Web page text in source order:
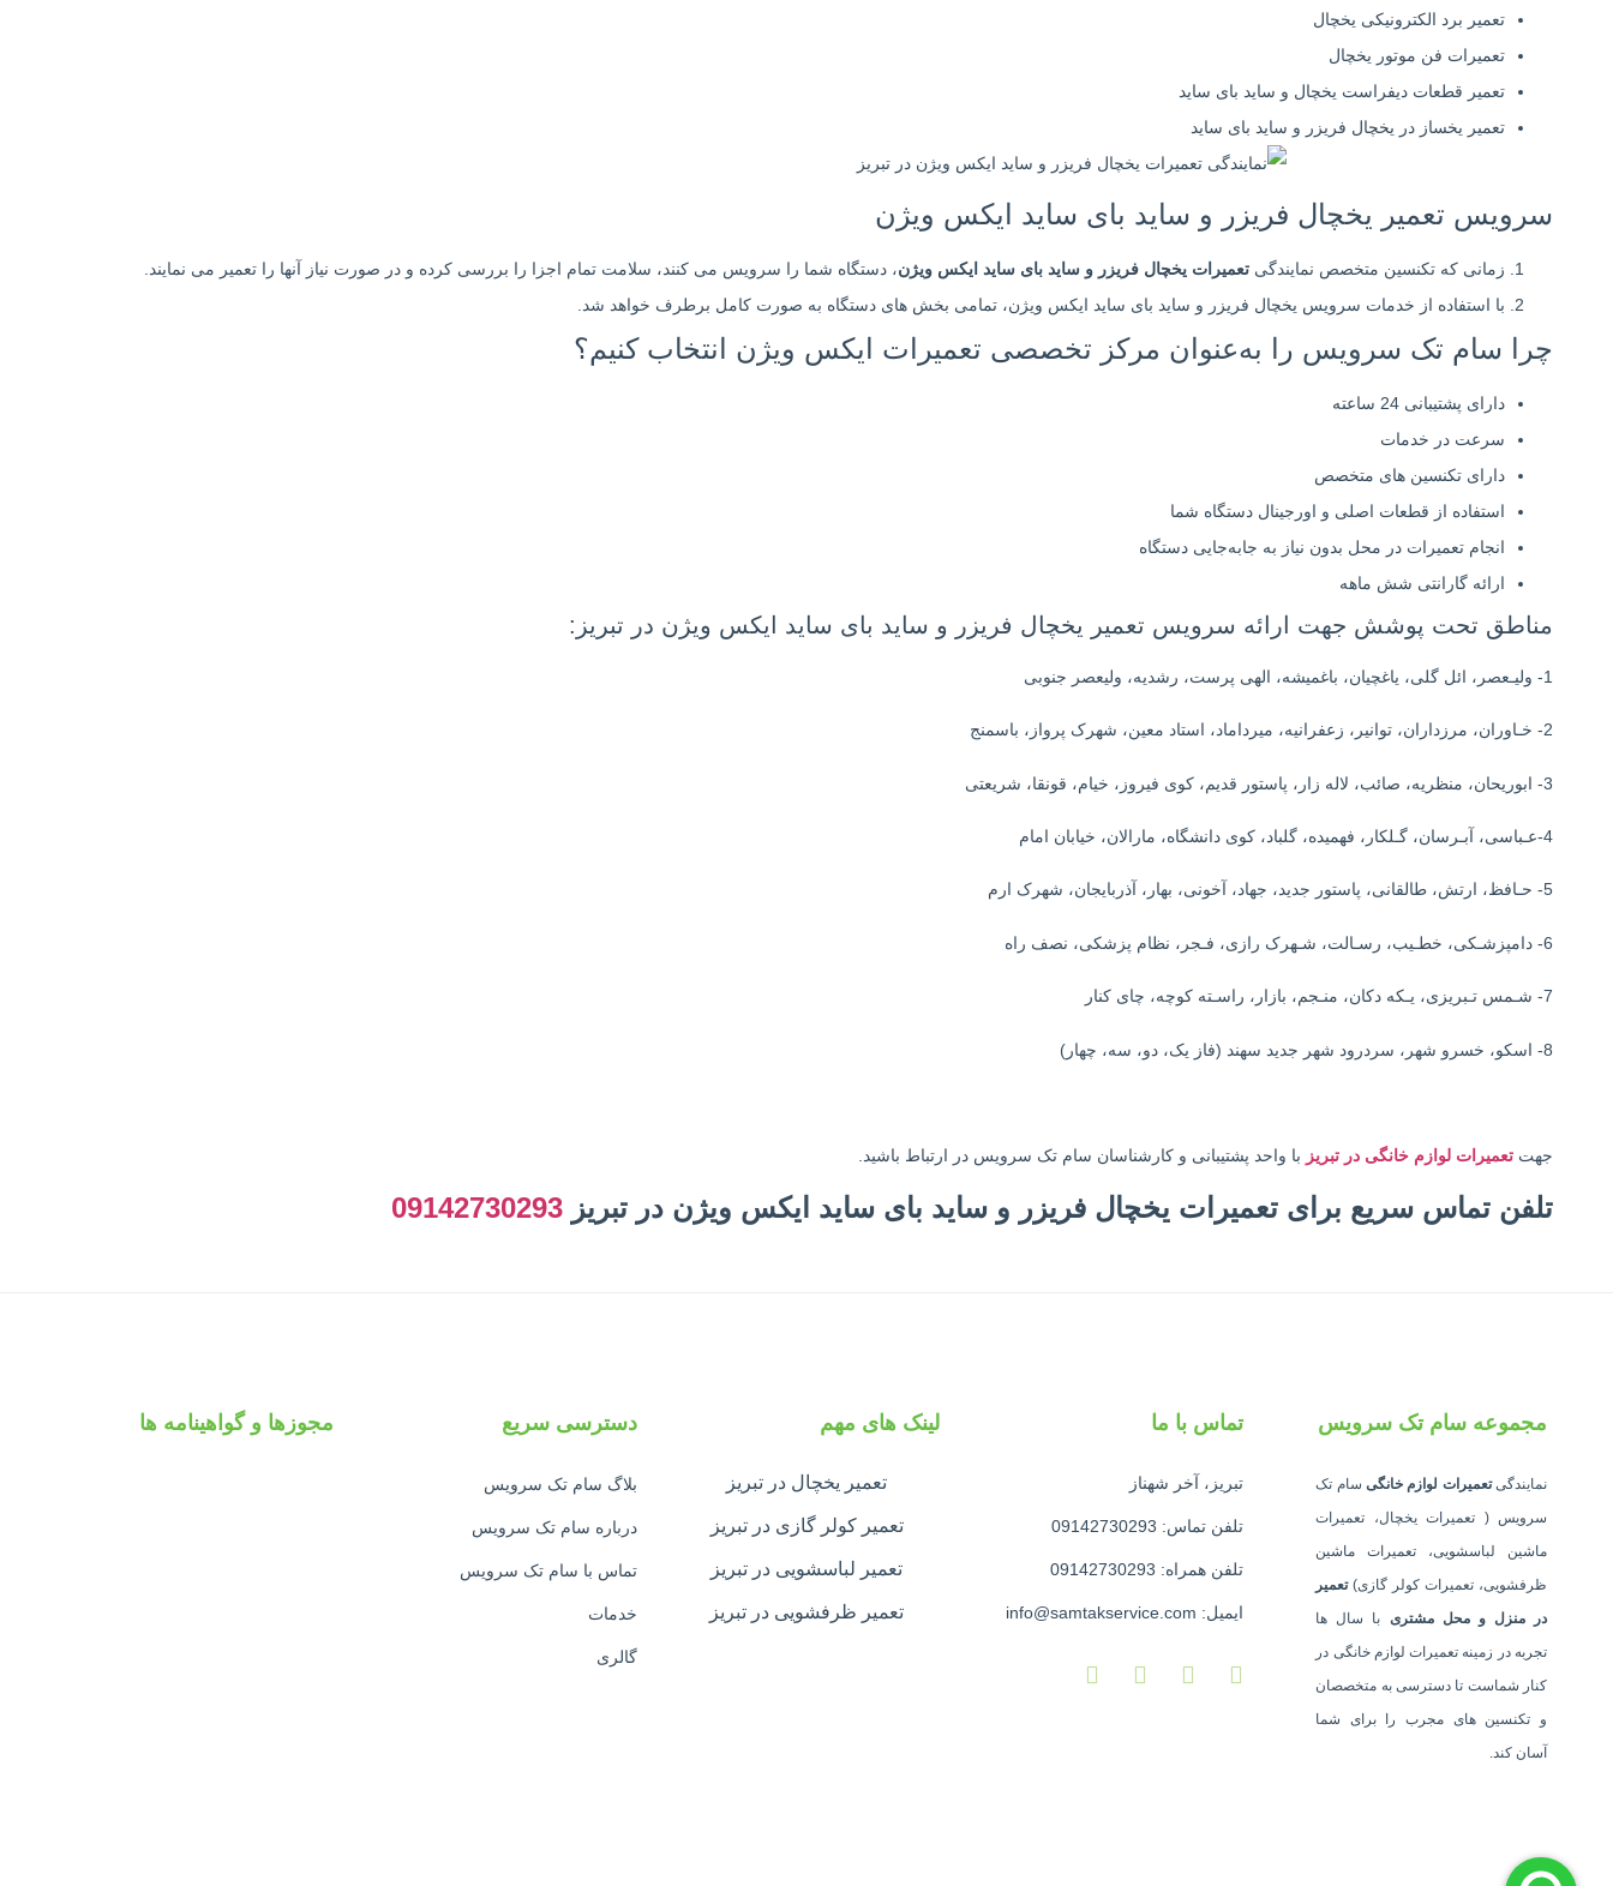
تعمیر برد الکترونیکی یخچال
تعمیرات فن موتور یخچال
تعمیر قطعات دیفراست یخچال و ساید بای ساید
تعمیر یخساز در یخچال فریزر و ساید بای ساید
سرویس تعمیر یخچال فریزر و ساید بای ساید ایکس ویژن
زمانی که تکنسین متخصص نمایندگی تعمیرات یخچال فریزر و ساید بای ساید ایکس ویژن، دستگاه شما را سرویس می کنند، سلامت تمام اجزا را بررسی کرده و در صورت نیاز آنها را تعمیر می نمایند.
با استفاده از خدمات سرویس یخچال فریزر و ساید بای ساید ایکس ویژن، تمامی بخش های دستگاه به صورت کامل برطرف خواهد شد.
چرا سام تک سرویس را به‌عنوان مرکز تخصصی تعمیرات ایکس ویژن انتخاب کنیم؟
دارای پشتیبانی 24 ساعته
سرعت در خدمات
دارای تکنسین های متخصص
استفاده از قطعات اصلی و اورجینال دستگاه شما
انجام تعمیرات در محل بدون نیاز به جابه‌جایی دستگاه
ارائه گارانتی شش ماهه
مناطق تحت پوشش جهت ارائه سرویس تعمیر یخچال فریزر و ساید بای ساید ایکس ویژن در تبریز:
1- ولیـعصر، ائل گلی، یاغچیان، باغمیشه، الهی پرست، رشدیه، ولیعصر جنوبی
2- خـاوران، مرزداران، توانیر، زعفرانیه، میرداماد، استاد معین، شهرک پرواز، باسمنج
3- ابوریحان، منظریه، صائب، لاله زار، پاستور قدیم، کوی فیروز، خیام، قونقا، شریعتی
4-عـباسی، آبـرسان، گـلکار، فهمیده، گلباد، کوی دانشگاه، مارالان، خیابان امام
5- حـافظ، ارتش، طالقانی، پاستور جدید، جهاد، آخونی، بهار، آذربایجان، شهرک ارم
6- دامپزشـکی، خطـیب، رسـالت، شـهرک رازی، فـجر، نظام پزشکی، نصف راه
7- شـمس تـبریزی، یـکه دکان، منـجم، بازار، راسـته کوچه، چای کنار
8- اسکو، خسرو شهر، سردرود شهر جدید سهند (فاز یک، دو، سه، چهار)
جهت تعمیرات لوازم خانگی در تبریز با واحد پشتیبانی و کارشناسان سام تک سرویس در ارتباط باشید.
تلفن تماس سریع برای تعمیرات یخچال فریزر و ساید بای ساید ایکس ویژن در تبریز 09142730293
مجموعه سام تک سرویس
نمایندگیتعمیرات لوازم خانگی سام تک
سرویس ( تعمیرات یخچال، تعمیرات
ماشین لباسشویی، تعمیرات ماشین
ظرفشویی، تعمیرات کولر گازی)تعمیر
در منزل و محل مشتری با سال ها
تجربه در زمینه تعمیرات لوازم خانگی در
کنار شماست تا دسترسی به متخصصان
و تکنسین های مجرب را برای شما
آسان کند.
تماس با ما
تبریز، آخر شهناز
تلفن تماس: 09142730293
تلفن همراه: 09142730293
ایمیل: info@samtakservice.com
لینک های مهم
تعمیر یخچال در تبریز
تعمیر کولر گازی در تبریز
تعمیر لباسشویی در تبریز
تعمیر ظرفشویی در تبریز
دسترسی سریع
بلاگ سام تک سرویس
درباره سام تک سرویس
تماس با سام تک سرویس
خدمات
گالری
مجوزها و گواهینامه ها